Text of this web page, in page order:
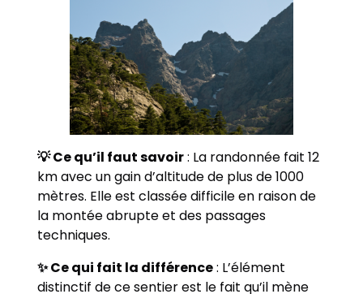
💡 Ce qu’il faut savoir: La randonnée fait 12
km avec un gain d’altitude de plus de 1000
mètres. Elle est classée difficile en raison de
la montée abrupte et des passages
techniques.
✨ Ce qui fait la différence: L’élément
distinctif de ce sentier est le fait qu’il mène